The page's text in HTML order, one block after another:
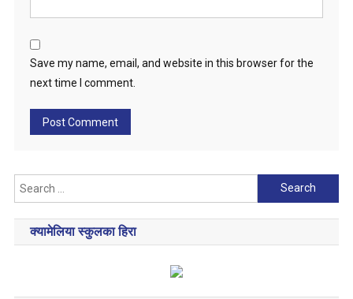
Save my name, email, and website in this browser for the
next time I comment.
Search
for:
क्यामेलिया स्कुलका हिरा